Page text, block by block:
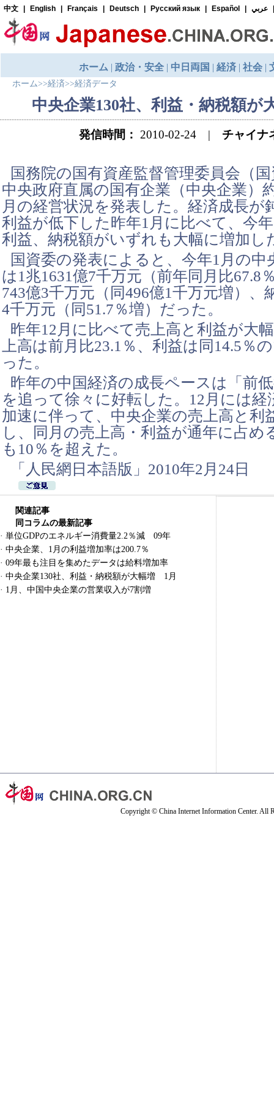
ホーム>>経済>>経済データ
中央企業130社、利益・納税額
発信時間： 2010-02-24 | チャイナ
国務院の国有資産監督管理委員会（
中央政府直属の国有企業（中央企業）
月の経営状況を発表した。経済成長が
利益が低下した昨年1月に比べて、今
利益、納税額がいずれも大幅に増加し
国資委の発表によると、今年1月の中
は1兆1631億7千万元（前年同月比67.8
743億3千万元（同496億1千万元増）、
4千万元（同51.7％増）だった。
昨年12月に比べて売上高と利益が大
上高は前月比23.1％、利益は同14.5％
った。
昨年の中国経済の成長ペースは「前
を追って徐々に好転した。12月には経
加速に伴って、中央企業の売上高と利
し、同月の売上高・利益が通年に占め
も10％を超えた。
「人民網日本語版」2010年2月24日
関連記事
同コラムの最新記事
· 単位GDPのエネルギー消費量2.2％減 09年
· 中央企業、1月の利益増加率は200.7％
· 09年最も注目を集めたデータは給料増加率
· 中央企業130社、利益・納税額が大幅増 1月
· 1月、中国中央企業の営業収入が7割増